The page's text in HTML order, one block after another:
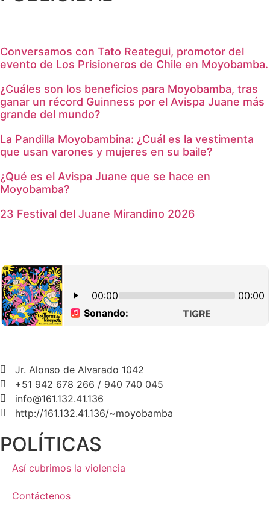
Conversamos con Tato Reategui, promotor del
evento de Los Prisioneros de Chile en Moyobamba.
¿Cuáles son los beneficios para Moyobamba, tras
ganar un récord Guinness por el Avispa Juane más
grande del mundo?
La Pandilla Moyobambina: ¿Cuál es la vestimenta
que usan varones y mujeres en su baile?
¿Qué es el Avispa Juane que se hace en
Moyobamba?
23 Festival del Juane Mirandino 2026
Jr. Alonso de Alvarado 1042
+51 942 678 266 / 940 740 045
info@161.132.41.136
http://161.132.41.136/~moyobamba
POLÍTICAS
Así cubrimos la violencia
Contáctenos